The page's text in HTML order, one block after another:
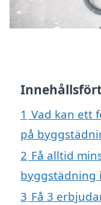
1 Vad kan ett
på
2 Få alltid
byggstädning
3 Få 3